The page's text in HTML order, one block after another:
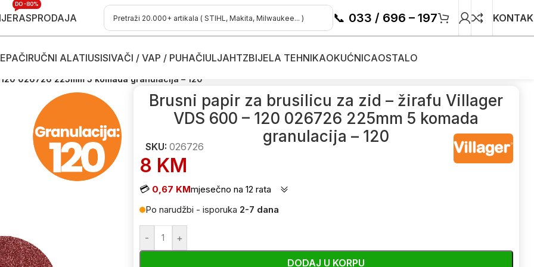
RASPRODAJA
DO -80%
📞 033 / 696 – 197
RUČNI ALATIUSISIVAČI / VAP / PUHAČIULJAHTZBIJELA TEHNIKAOKUĆNICAOSTALO
Brusni papiri i trake za brusilice
026726 225mm 5 komada granulacija – 120
Brusni papir za brusilicu za zid – žirafu Villager
VDS 600 – 120 026726 225mm 5 komada
granulacija – 120
SKU: 026726
8 KM
💳 0,67 KMmjesečno na 12 rata
Po narudžbi - isporuka 2-7 dana
- +
DODAJ U KORPU